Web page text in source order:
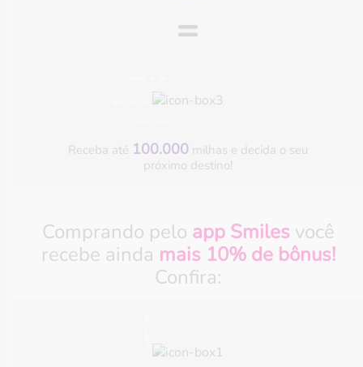
=
Receba até 100.000 milhas e decida o seu
próximo destino!
Comprando pelo app Smilesvocê
recebe ainda mais 10% de bônus!
Confira: